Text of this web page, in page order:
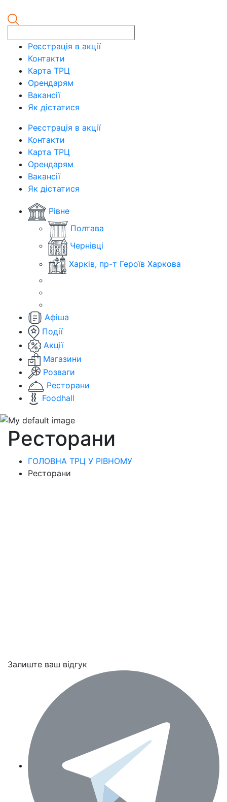
Реєстрація в акції
Контакти
Карта ТРЦ
Орендарям
Вакансії
Як дістатися
Реєстрація в акції
Контакти
Карта ТРЦ
Орендарям
Вакансії
Як дістатися
Рівне
Полтава
Чернівці
Харків, пр-т Героїв Харкова
Афіша
Події
Акції
Магазини
Розваги
Ресторани
Foodhall
Ресторани
ГОЛОВНА ТРЦ У РІВНОМУ
Ресторани
Залиште ваш відгук